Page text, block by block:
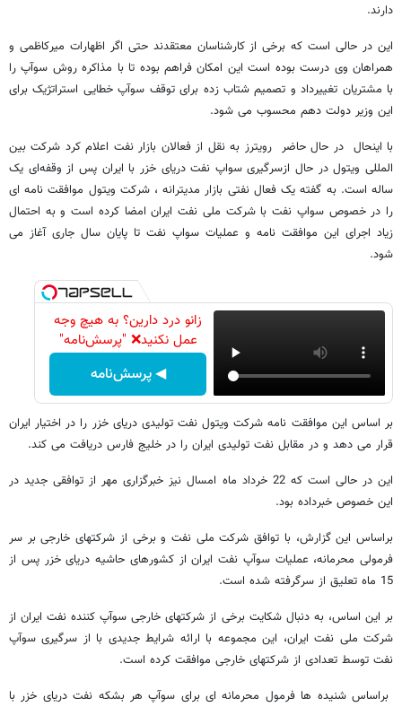
دارند.
این در حالی است که برخی از کارشناسان معتقدند حتی اگر اظهارات میرکاظمی و
همراهان وی درست بوده است این امکان فراهم بوده تا با مذاکره روش سوآپ را
با مشتریان تغییرداد و تصمیم شتاب زده برای توقف سوآپ خطایی استراتژیک برای
این وزیر دولت دهم محسوب می شود.
با اینحال در حال حاضر رویترز به نقل از فعالان بازار نفت اعلام کرد شرکت بین
المللی ویتول در حال ازسرگیری سواپ نفت دریای خزر با ایران پس از وقفه‌ای یک
ساله است. به گفته یک فعال نفتی بازار مدیترانه ، شرکت ویتول موافقت نامه ای
را در خصوص سواپ نفت با شرکت ملی نفت ایران امضا کرده است و به احتمال
زیاد اجرای این موافقت نامه و عملیات سواپ نفت تا پایان سال جاری آغاز می
شود.
زانو درد دارین؟ به هیچ وجه
عمل نکنید❌ "پرسش‌نامه"
◀ پرسش‌نامه
بر اساس این موافقت نامه شرکت ویتول نفت تولیدی دریای خزر را در اختیار ایران
قرار می دهد و در مقابل نفت تولیدی ایران را در خلیج فارس دریافت می کند.
این در حالی است که 22 خرداد ماه امسال نیز خبرگزاری مهر از توافقی جدید در
این خصوص خبرداده بود.
براساس این گزارش، با توافق شرکت ملی نفت و برخی از شرکتهای خارجی بر سر
فرمولی محرمانه، عملیات سوآپ نفت ایران از کشورهای حاشیه دریای خزر پس از
15 ماه تعلیق از سرگرفته شده است.
بر این اساس، به دنبال شکایت برخی از شرکتهای خارجی سوآپ کننده نفت ایران از
شرکت ملی نفت ایران، این مجموعه با ارائه شرایط جدیدی با از سرگیری سوآپ
نفت توسط تعدادی از شرکتهای خارجی موافقت کرده است.
براساس شنیده ها فرمول محرمانه ای برای سوآپ هر بشکه نفت دریای خزر با